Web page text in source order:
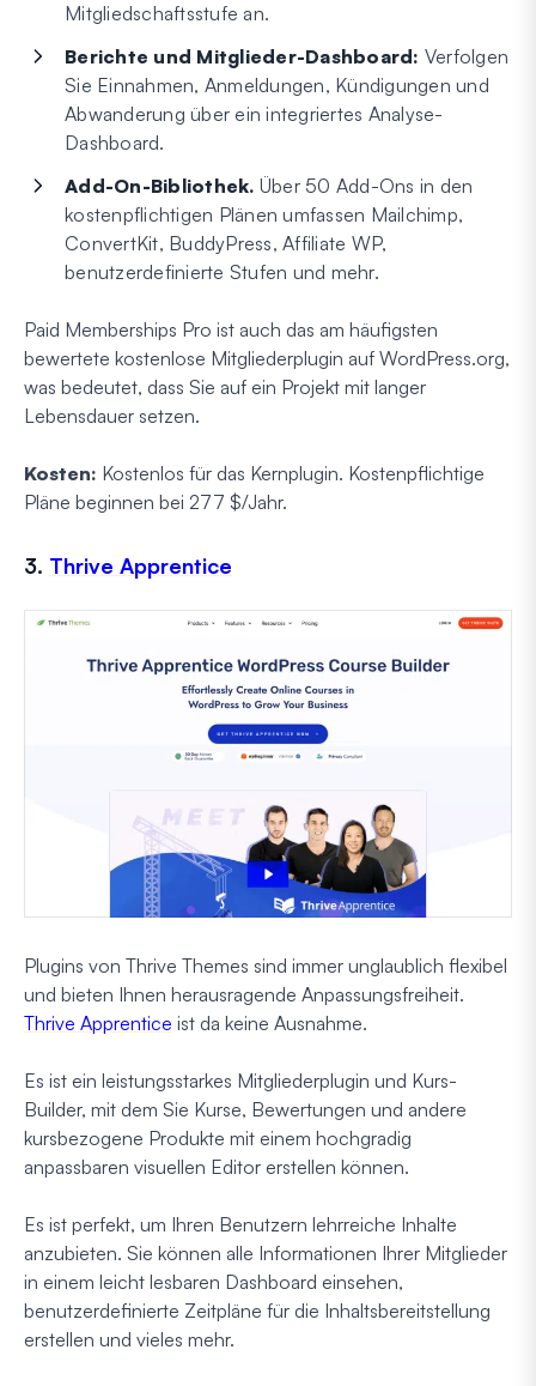
Mitgliedschaftsstufe an.
Berichte und Mitglieder-Dashboard: Verfolgen
Sie Einnahmen, Anmeldungen, Kündigungen und
Abwanderung über ein integriertes Analyse-
Dashboard.
Add-On-Bibliothek. Über 50 Add-Ons in den
kostenpflichtigen Plänen umfassen Mailchimp,
ConvertKit, BuddyPress, Affiliate WP,
benutzerdefinierte Stufen und mehr.
Paid Memberships Pro ist auch das am häufigsten
bewertete kostenlose Mitgliederplugin auf WordPress.org,
was bedeutet, dass Sie auf ein Projekt mit langer
Lebensdauer setzen.
Kosten: Kostenlos für das Kernplugin. Kostenpflichtige
Pläne beginnen bei 277 $/Jahr.
3. Thrive Apprentice
Plugins von Thrive Themes sind immer unglaublich flexibel
und bieten Ihnen herausragende Anpassungsfreiheit.
Thrive Apprentice ist da keine Ausnahme.
Es ist ein leistungsstarkes Mitgliederplugin und Kurs-
Builder, mit dem Sie Kurse, Bewertungen und andere
kursbezogene Produkte mit einem hochgradig
anpassbaren visuellen Editor erstellen können.
Es ist perfekt, um Ihren Benutzern lehrreiche Inhalte
anzubieten. Sie können alle Informationen Ihrer Mitglieder
in einem leicht lesbaren Dashboard einsehen,
benutzerdefinierte Zeitpläne für die Inhaltsbereitstellung
erstellen und vieles mehr.